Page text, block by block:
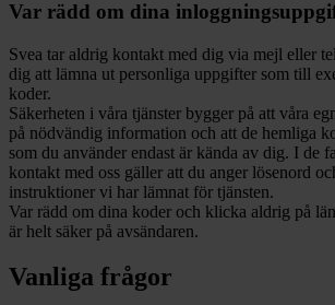
Var rädd om dina
Svea tar aldrig kontakt med dig via mejl eller
dig att lämna ut personliga uppgifter som till
koder.
Säkerheten i våra tjänster bygger på att våra
på nödvändig information och att de hemliga
som du använder endast är kända av dig. I de
kontakt med oss gäller att du anger lösenord
instruktioner vi har lämnat för tjänsten.
Var rädd om dina koder och klicka aldrig på
är helt säker på avsändaren.
Vanliga frågor